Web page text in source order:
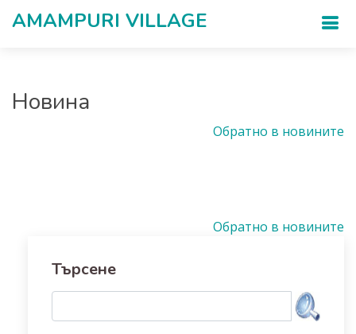
AMAMPURI VILLAGЕ
Новина
Обратно в новините
Обратно в новините
Търсене